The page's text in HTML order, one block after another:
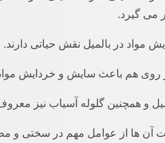
می گیرد.
روی هم باعث سایش و خردایش
و همچنین گلوله آسیاب نیز
آن ها از عوامل مهم در سختی